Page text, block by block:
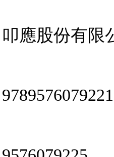
叩應股份有限
9789576079221